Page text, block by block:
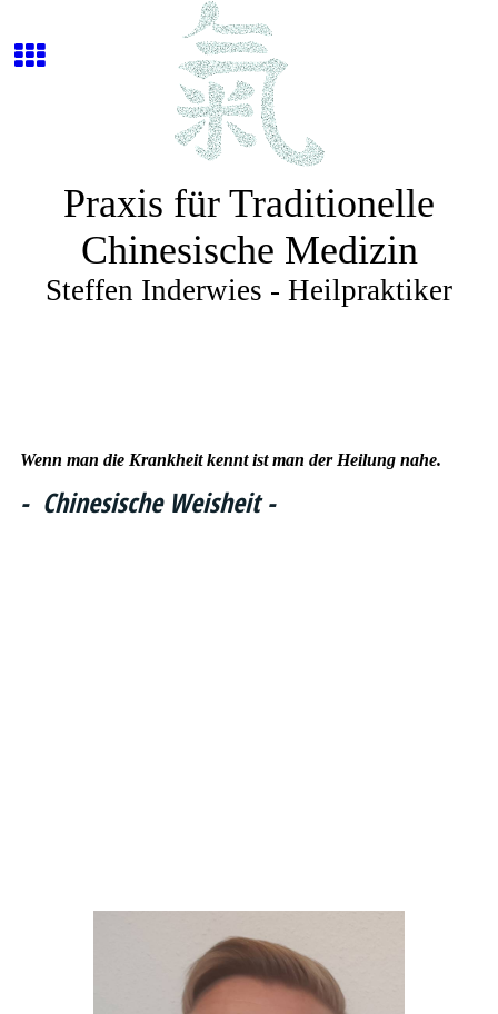
Praxis für Traditionelle
Chinesische Medizin
Steffen Inderwies - Heilpraktiker
Wenn man die Krankheit kennt ist man der Heilung nahe.
- Chinesische Weisheit -